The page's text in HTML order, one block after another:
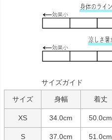
サイズガイド
サイズ 身幅 着丈
XS 34.0cm 50.0cm
S 37.0cm 51.0cm